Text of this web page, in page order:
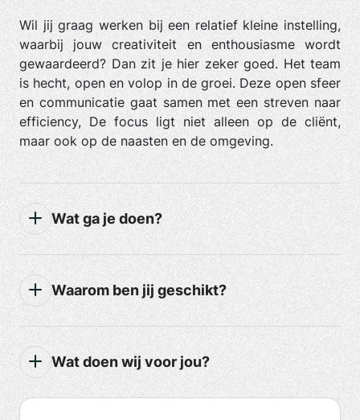
Wil jij graag werken bij een relatief kleine instelling,
waarbij jouw creativiteit en enthousiasme wordt
gewaardeerd? Dan zit je hier zeker goed. Het team
is hecht, open en volop in de groei. Deze open sfeer
en communicatie gaat samen met een streven naar
efficiency, De focus ligt niet alleen op de cliënt,
maar ook op de naasten en de omgeving.
Wat ga je doen?
Waarom ben jij geschikt?
Wat doen wij voor jou?